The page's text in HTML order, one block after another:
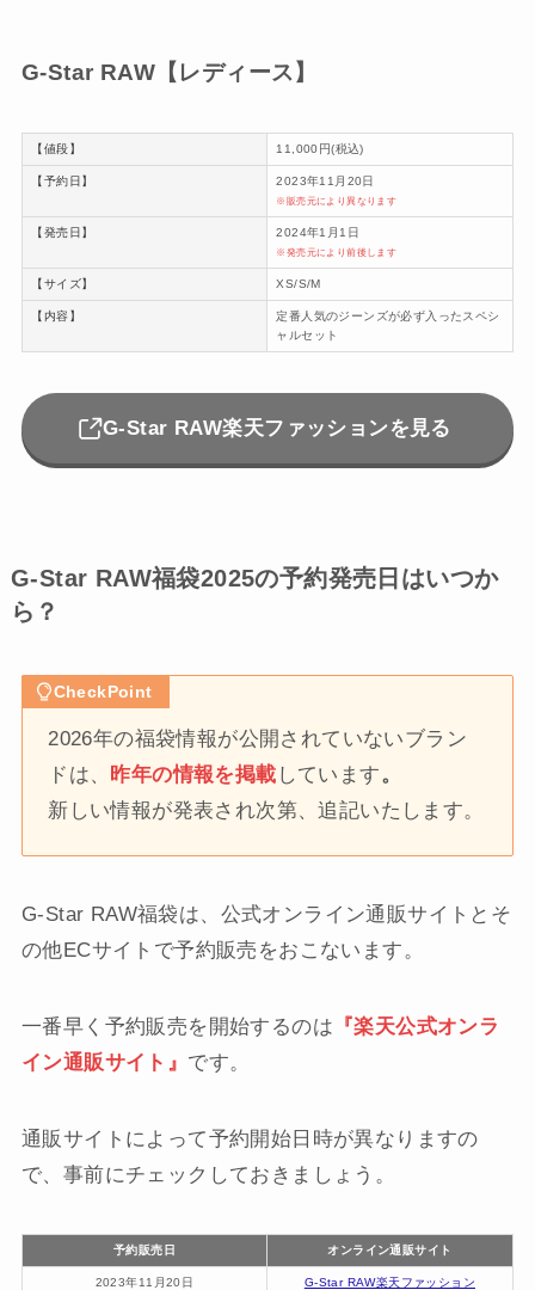
G-Star RAW【レディース】
【値段】 11,000円(税込)
【予約日】 2023年11月20日
※販売元により異なります
【発売日】 2024年1月1日
※発売元により前後します
【サイズ】 XS/S/M
【内容】
定番人気のジーンズが必ず入ったスペシ
ャルセット
G-Star RAW楽天ファッションを見る
G-Star RAW福袋2025の予約発売日はいつか
ら？
CheckPoint
2026年の福袋情報が公開されていないブラン
ドは、 昨年の情報を掲載 しています。
新しい情報が発表され次第、追記いたします。
G-Star RAW福袋は、公式オンライン通販サイトとそ
の他ECサイトで予約販売をおこないます。
一番早く予約販売を開始するのは 『楽天公式オンラ
イン通販サイト』 です。
通販サイトによって予約開始日時が異なりますの
で、事前にチェックしておきましょう。
予約販売日 オンライン通販サイト
2023年11月20日 G-Star RAW楽天ファッション